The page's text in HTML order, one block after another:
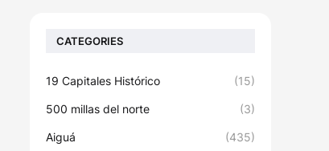
CATEGORIES
19 Capitales Histórico (15)
500 millas del norte (3)
Aiguá (435)